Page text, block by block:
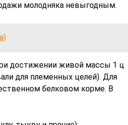
молодняка невыгодным.
достижении живой массы 1 ц
для племенных целей). Для
белковом корме. В